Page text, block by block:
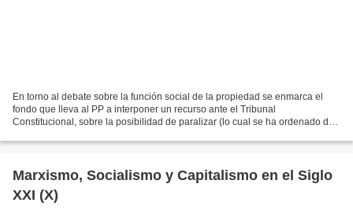
En torno al debate sobre la función social de la propiedad se enmarca el
fondo que lleva al PP a interponer un recurso ante el Tribunal
Constitucional, sobre la posibilidad de paralizar (lo cual se ha ordenado de
Marxismo, Socialismo y Capitalismo en el Siglo
XXI (X)